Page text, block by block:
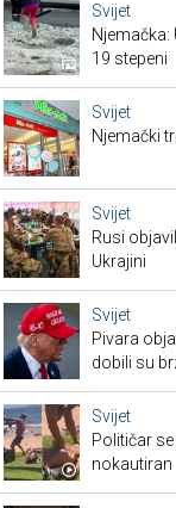
Svijet
19 stepeni
Svijet
Njemački
Svijet
Rusi
Ukrajini
Svijet
Pivara
dobili su
Svijet
Političar
nokautiran